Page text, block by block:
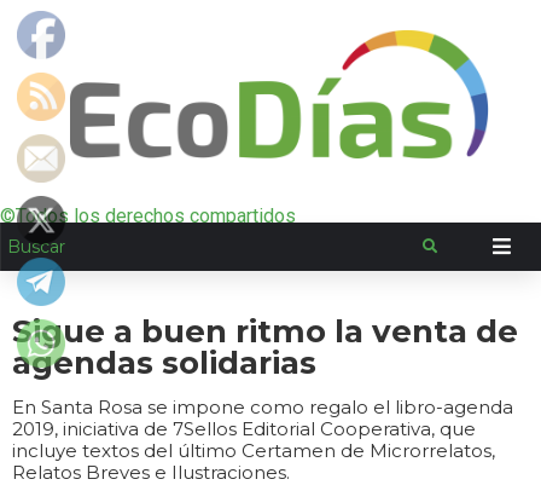
©Todos los derechos compartidos
Sigue a buen ritmo la venta de
agendas solidarias
En Santa Rosa se impone como regalo el libro-agenda
2019, iniciativa de 7Sellos Editorial Cooperativa, que
incluye textos del último Certamen de Microrrelatos,
Relatos Breves e Ilustraciones.